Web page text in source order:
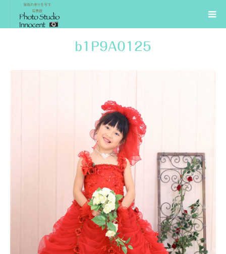
b1P9A0125